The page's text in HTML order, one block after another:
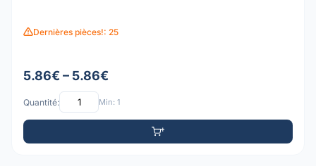
Dernières pièces!: 25
5.86€ – 5.86€
Quantité: Min: 1